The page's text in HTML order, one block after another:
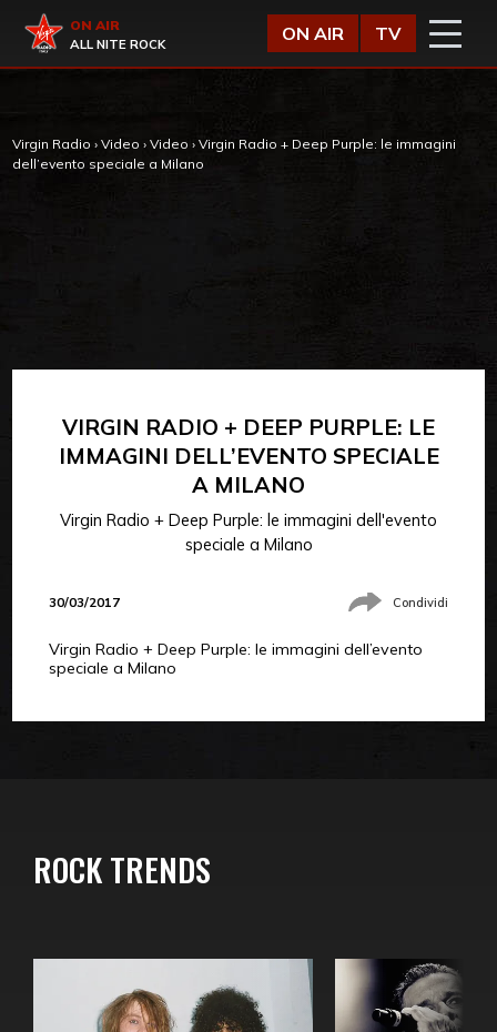
Virgin Radio
ON AIR
ALL NITE ROCK
ON AIR TV
Virgin Radio › Video › Video › Virgin Radio + Deep Purple: le immagini
dell’evento speciale a Milano
VIRGIN RADIO + DEEP PURPLE: LE
IMMAGINI DELL’EVENTO SPECIALE
A MILANO
Virgin Radio + Deep Purple: le immagini dell'evento
speciale a Milano
30/03/2017 Condividi
Virgin Radio + Deep Purple: le immagini dell’evento
speciale a Milano
ROCK TRENDS